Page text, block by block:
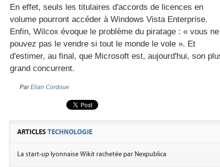
En effet, seuls les titulaires d'accords de licences en
volume pourront accéder à Windows Vista Enterprise.
Enfin, Wilcox évoque le problème du piratage : « vous ne
pouvez pas le vendre si tout le monde le vole ». Et
d'estimer, au final, que Microsoft est, aujourd'hui, son
grand concurrent.
ParElian Cordoue
ARTICLES TECHNOLOGIE
La start-up lyonnaise Wikit rachetée par Nexpublica